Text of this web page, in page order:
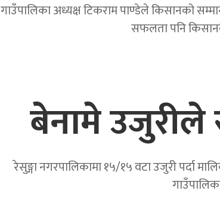
गाउँपालिका अध्यक्ष टिकराम पाण्डेले किसानको
सफलता पनि
बेनामे उजुरीले
रेसुङ्गा नगरपालिकामा १५/१५ वटा उजुरी पर्दा